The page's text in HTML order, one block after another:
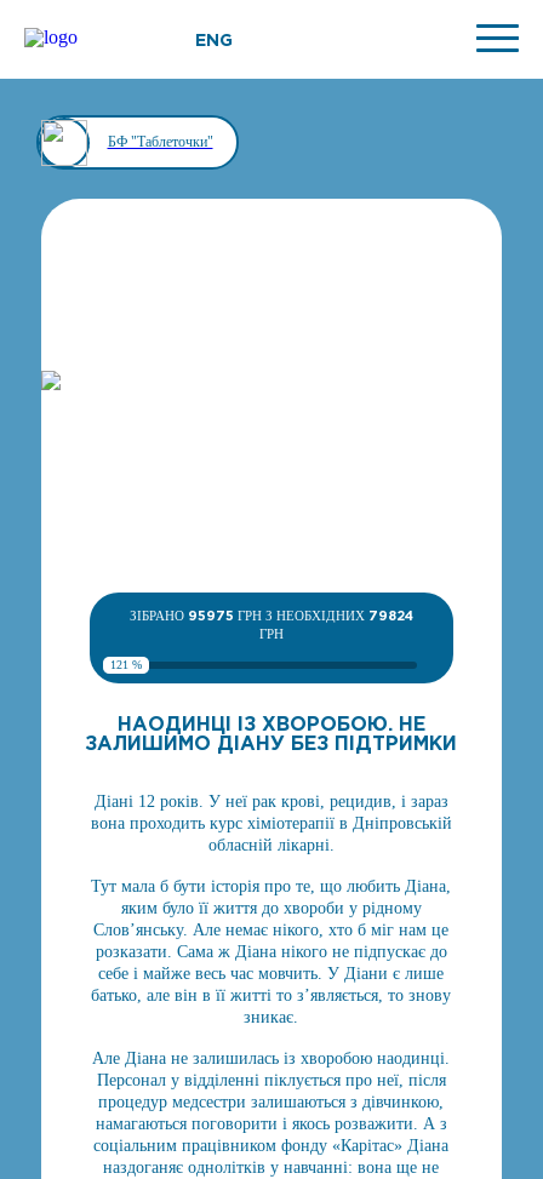
ENG
БФ "Таблеточки"
ЗІБРАНО 95975 ГРН З НЕОБХІДНИХ 79824
ГРН
121 %
НАОДИНЦІ ІЗ ХВОРОБОЮ. НЕ
ЗАЛИШИМО ДІАНУ БЕЗ ПІДТРИМКИ
Діані 12 років. У неї рак крові, рецидив, і зараз
вона проходить курс хіміотерапії в Дніпровській
обласній лікарні.
Тут мала б бути історія про те, що любить Діана,
яким було її життя до хвороби у рідному
Слов’янську. Але немає нікого, хто б міг нам це
розказати. Сама ж Діана нікого не підпускає до
себе і майже весь час мовчить. У Діани є лише
батько, але він в її житті то з’являється, то знову
зникає.
Але Діана не залишилась із хворобою наодинці.
Персонал у відділенні піклується про неї, після
процедур медсестри залишаються з дівчинкою,
намагаються поговорити і якось розважити. А з
соціальним працівником фонду «Карітас» Діана
наздоганяє однолітків у навчанні: вона ще не